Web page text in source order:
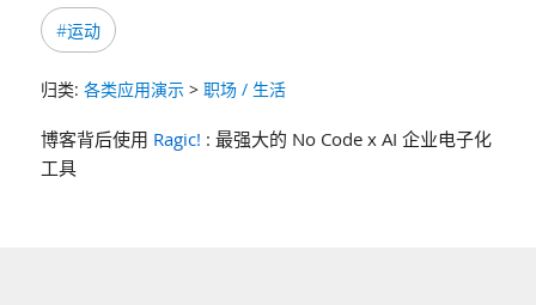
#运动
归类: 各类应用演示> 职场 / 生活
博客背后使用 Ragic! : 最强大的 No Code x AI 企业电子化
工具